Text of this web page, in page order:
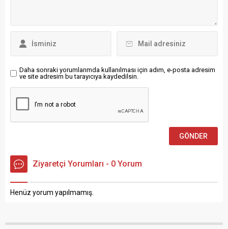
Grubu’nun taslağında,...
Langwasser semtindeki
Daha sonraki yorumlarımda kullanılması için adım, e-posta adresim
ve site adresim bu tarayıcıya kaydedilsin.
Ziyaretçi Yorumları - 0 Yorum
Henüz yorum yapılmamış.